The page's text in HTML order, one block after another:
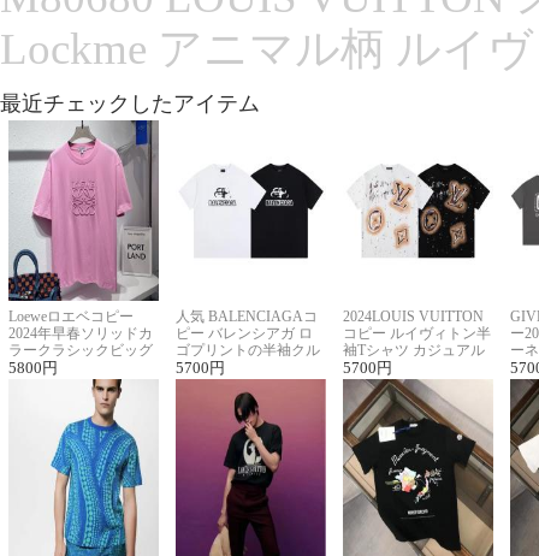
Lockme アニマル柄 ルイ
最近チェックしたアイテム
Loeweロエベコピー
2024年早春ソリッドカ
ラークラシックビッグ
ロゴ刺繍Tシャツ
5800 円
人気 BALENCIAGAコ
ピー バレンシアガ ロ
ゴプリントの半袖クル
ーネックTシャツ
5700 円
2024LOUIS VUITTON
コピー ルイヴィトン半
袖Tシャツ カジュアル
に馴染む 2色展開
5700 円
ー
ー
ー